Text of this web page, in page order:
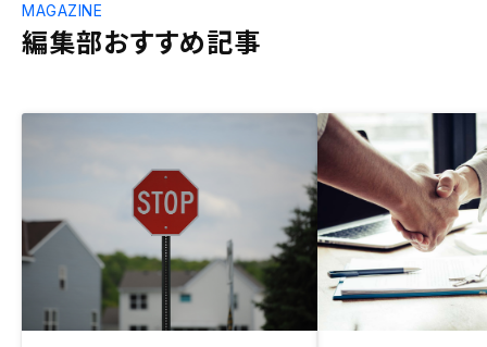
編集部おすすめ記事
MAGAZINE